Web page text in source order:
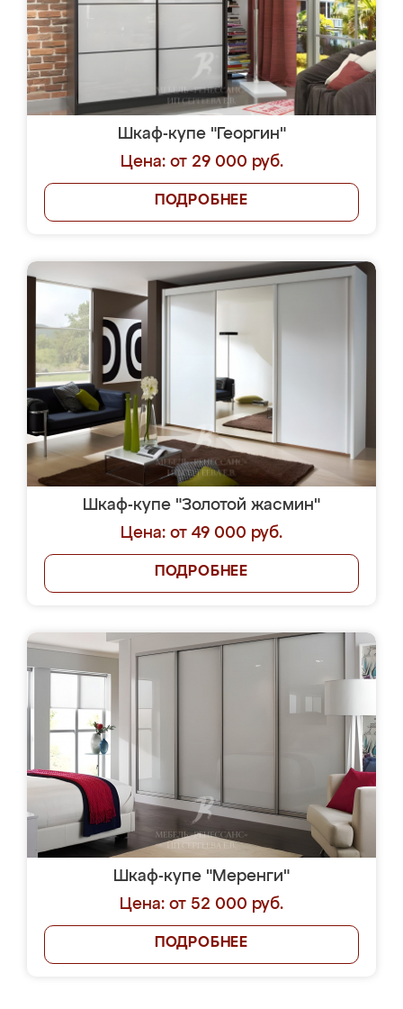
Шкаф-купе "Георгин"
Цена: от 29 000 руб.
ПОДРОБНЕЕ
Шкаф-купе "Золотой жасмин"
Цена: от 49 000 руб.
ПОДРОБНЕЕ
Шкаф-купе "Меренги"
Цена: от 52 000 руб.
ПОДРОБНЕЕ